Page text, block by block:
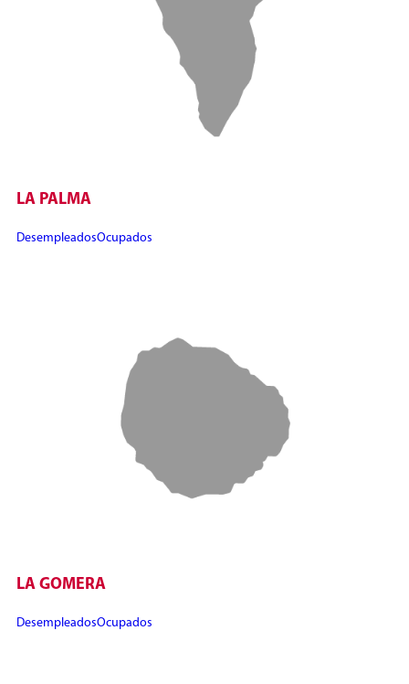
LA PALMA
DesempleadosOcupados
LA GOMERA
DesempleadosOcupados